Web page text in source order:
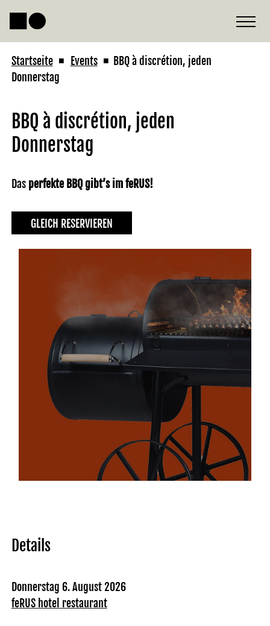
Startseite ■ Events ■
BBQ à discrétion, jeden
Donnerstag
BBQ à discrétion, jeden
Donnerstag
Das perfekte BBQ gibt’s im feRUS!
GLEICH RESERVIEREN
Details
Donnerstag 6. August 2026
feRUS hotel restaurant